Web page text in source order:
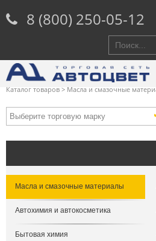
8 (800) 250-05-12
Каталог товаров > Масла и смазочные
Масла и смазочные материалы
Автохимия и автокосметика
Бытовая химия